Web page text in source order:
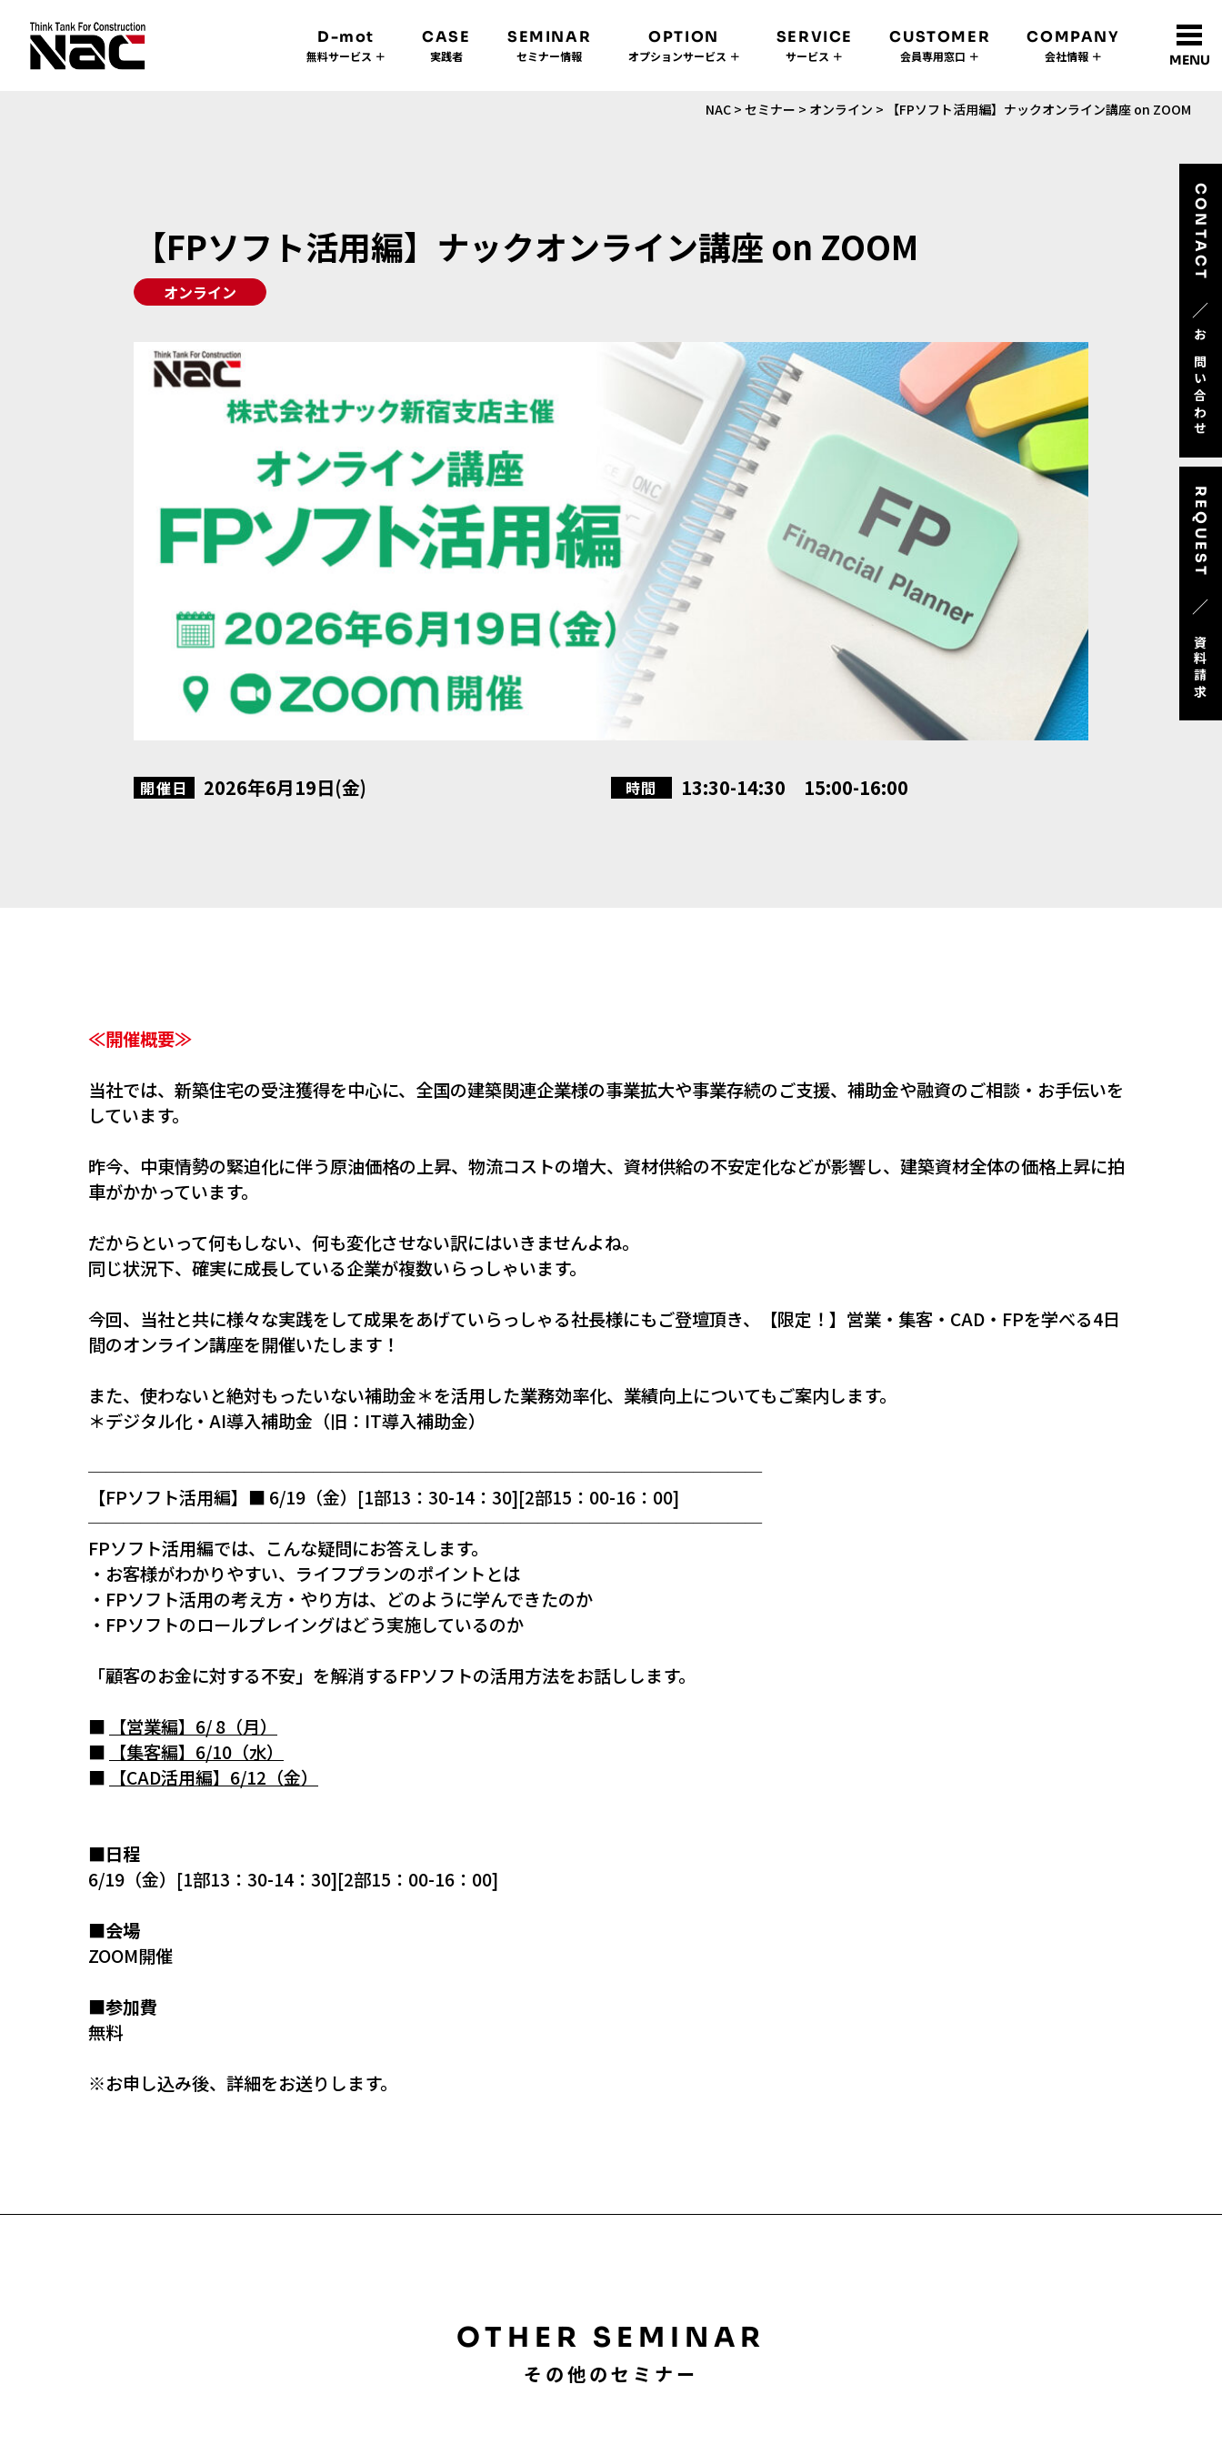
D-mot
無料サービス ＋
CASE
実践者
SEMINAR
セミナー情報
OPTION
オプションサービス ＋
SERVICE
サービス ＋
CUSTOMER
会員専用窓口 ＋
COMPANY
会社情報 ＋ MENU
CONTACT
／
お問い合わせ
REQUEST
／
資料請求
NAC >セミナー > オンライン > 【FPソフト活用編】ナックオンライン講座 on ZOOM
【FPソフト活用編】ナックオンライン講座 on ZOOM
オンライン
開催日 2026年6月19日(金) 時間 13:30-14:30 15:00-16:00
≪開催概要≫
当社では、新築住宅の受注獲得を中心に、全国の建築関連企業様の事業拡大や事業存続のご支援、補助金や融資のご相談・お手伝いを
しています。
昨今、中東情勢の緊迫化に伴う原油価格の上昇、物流コストの増大、資材供給の不安定化などが影響し、建築資材全体の価格上昇に拍
車がかかっています。
だからといって何もしない、何も変化させない訳にはいきませんよね。
同じ状況下、確実に成長している企業が複数いらっしゃいます。
今回、当社と共に様々な実践をして成果をあげていらっしゃる社長様にもご登壇頂き、【限定！】営業・集客・CAD・FPを学べる4日
間のオンライン講座を開催いたします！
また、使わないと絶対もったいない補助金＊を活用した業務効率化、業績向上についてもご案内します。
＊デジタル化・AI導入補助金（旧：IT導入補助金）
───────────────────────────────────────
【FPソフト活用編】■ 6/19（金）[1部13：30-14：30][2部15：00-16：00]
───────────────────────────────────────
FPソフト活用編では、こんな疑問にお答えします。
・お客様がわかりやすい、ライフプランのポイントとは
・FPソフト活用の考え方・やり方は、どのように学んできたのか
・FPソフトのロールプレイングはどう実施しているのか
「顧客のお金に対する不安」を解消するFPソフトの活用方法をお話しします。
■
【営業編】6/ 8（月）
■
【集客編】6/10（水）
■
【CAD活用編】6/12（金）
■日程
6/19（金）[1部13：30-14：30][2部15：00-16：00]
■会場
ZOOM開催
■参加費
無料
※お申し込み後、詳細をお送りします。
OTHER SEMINAR
その他のセミナー